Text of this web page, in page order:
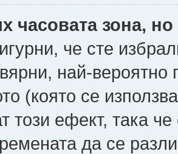
часовата зона,
че сте
най-
(която се
този ефект, така
да се